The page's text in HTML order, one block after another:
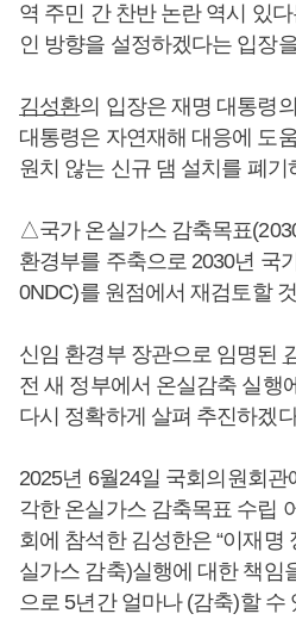
역 주민 간 찬반 논란 역시 있
인 방향을 설정하겠다는 입장
김성환의 입장은 재명 대통령
대통령은 자연재해 대응에 도
원치 않는 신규 댐 설치를 폐
△국가 온실가스 감축목표
환경부를 주축으로 2030년 국
0NDC)를 원점에서 재검토할
신임 환경부 장관으로 임명된
전 새 정부에서 온실감축 실행
다시 정확하게 살펴 추진하겠
2025년 6월24일 국회의원회관
각한 온실가스 감축목표 수립
회에 참석한 김성한은 “이재명
실가스 감축)실행에 대한 책임
으로 5년간 얼마나 (감축)할 수